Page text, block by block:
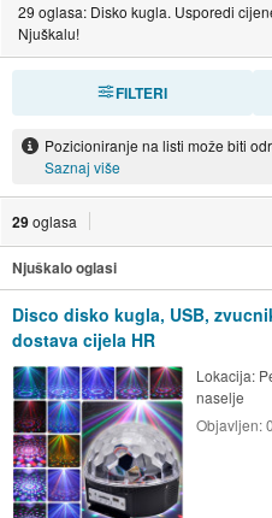
29 oglasa: Disko kugla. Usporedi
Njuškalu!
FILTERI
Pozicioniranje na listi može biti
Saznaj više
29oglasa
Njuškalo oglasi
Disco disko kugla, USB,
dostava cijela HR
Lokacija:
naselje
Objavljen: